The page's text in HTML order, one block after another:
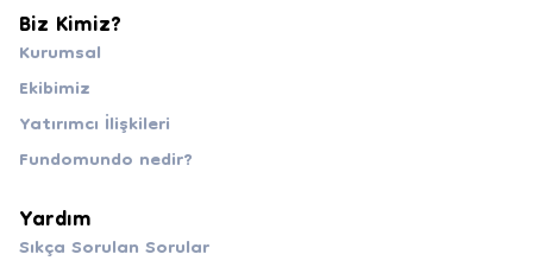
Biz Kimiz?
Kurumsal
Ekibimiz
Yatırımcı İlişkileri
Fundomundo nedir?
Yardım
Sıkça Sorulan Sorular